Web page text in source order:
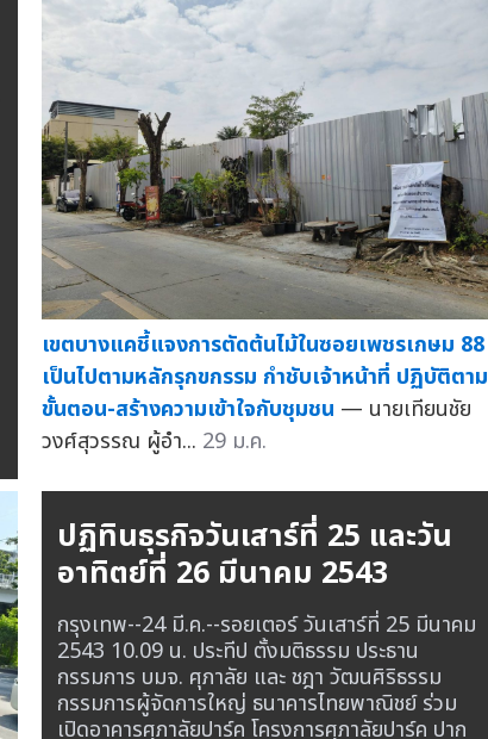
เขตบางแคชี้แจงการตัดต้นไม้ในซอยเพชรเกษม 88
เป็นไปตามหลักรุกขกรรม กำชับเจ้าหน้าที่ ปฏิบัติตาม
ขั้นตอน-สร้างความเข้าใจกับชุมชน — นายเทียนชัย
วงศ์สุวรรณ ผู้อำ... 29 ม.ค.
ปฏิทินธุรกิจวันเสาร์ที่ 25 และวัน
อาทิตย์ที่ 26 มีนาคม 2543
กรุงเทพ--24 มี.ค.--รอยเตอร์ วันเสาร์ที่ 25 มีนาคม
2543 10.09 น. ประทีป ตั้งมติธรรม ประธาน
กรรมการ บมจ. ศุภาลัย และ ชฎา วัฒนศิริธรรม
กรรมการผู้จัดการใหญ่ ธนาคารไทยพาณิชย์ ร่วม
เปิดอาคารศุภาลัยปาร์ค โครงการศุภาลัยปาร์ค ปาก